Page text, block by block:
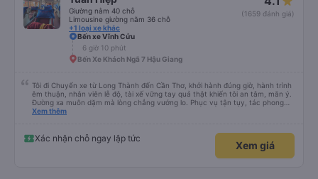
Giường nằm 40 chỗ
Limousine giường nằm 36 chỗ
+1 loại xe khác
(1659 đánh giá)
Bến xe Vĩnh Cửu
6 giờ 10 phút
Bến Xe Khách Ngã 7 Hậu Giang
Tôi đi Chuyến xe từ Long Thành đến Cần Thơ, khởi hành đúng giờ, hành trình
êm thuận, nhân viên lễ độ, tài xế vững tay quả thật khiến tôi an tâm, mãn ý.
Đường xa muôn dặm mà lòng chẳng vướng lo. Phục vụ tận tụy, tác phong
nghiêm cẩn, hiếm thấy giữa thời buổi kim tiền vội vã. Xã hội loạn đạo. Xin gửi
Xem thêm
Xác nhận chỗ ngay lập tức
Xem giá